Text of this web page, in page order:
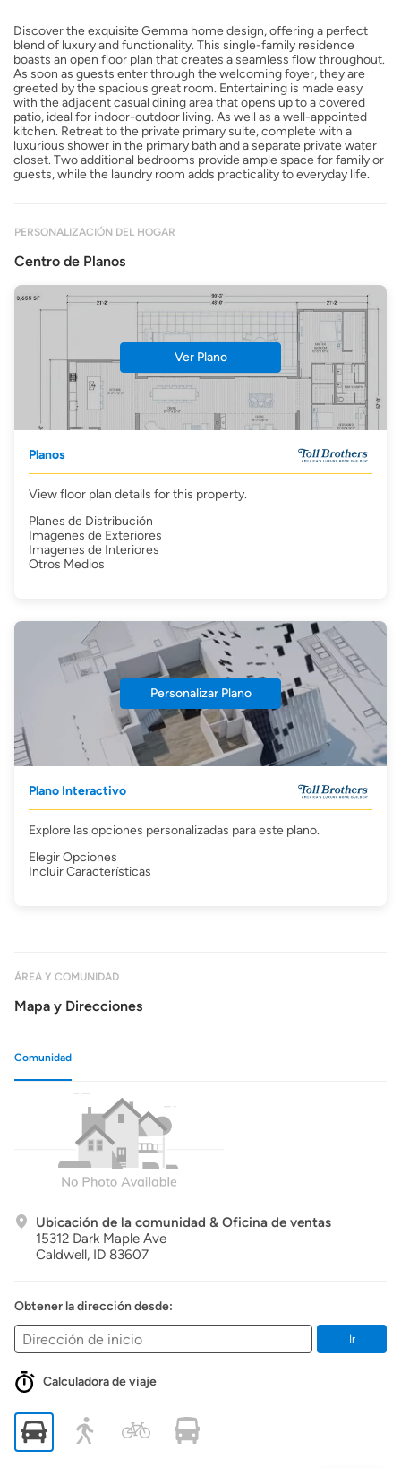
Discover the exquisite Gemma home design, offering a perfect
blend of luxury and functionality. This single-family residence
boasts an open floor plan that creates a seamless flow throughout.
As soon as guests enter through the welcoming foyer, they are
greeted by the spacious great room. Entertaining is made easy
with the adjacent casual dining area that opens up to a covered
patio, ideal for indoor-outdoor living. As well as a well-appointed
kitchen. Retreat to the private primary suite, complete with a
luxurious shower in the primary bath and a separate private water
closet. Two additional bedrooms provide ample space for family or
guests, while the laundry room adds practicality to everyday life.
PERSONALIZACIÓN DEL HOGAR
Centro de Planos
Ver Plano
Planos
View floor plan details for this property.
Planes de Distribución
Imagenes de Exteriores
Imagenes de Interiores
Otros Medios
Personalizar Plano
Plano Interactivo
Explore las opciones personalizadas para este plano.
Elegir Opciones
Incluir Características
ÁREA Y COMUNIDAD
Mapa y Direcciones
Comunidad
Ubicación de la comunidad & Oficina de ventas
15312 Dark Maple Ave
Caldwell, ID 83607
Obtener la dirección desde:
Ir
Calculadora de viaje